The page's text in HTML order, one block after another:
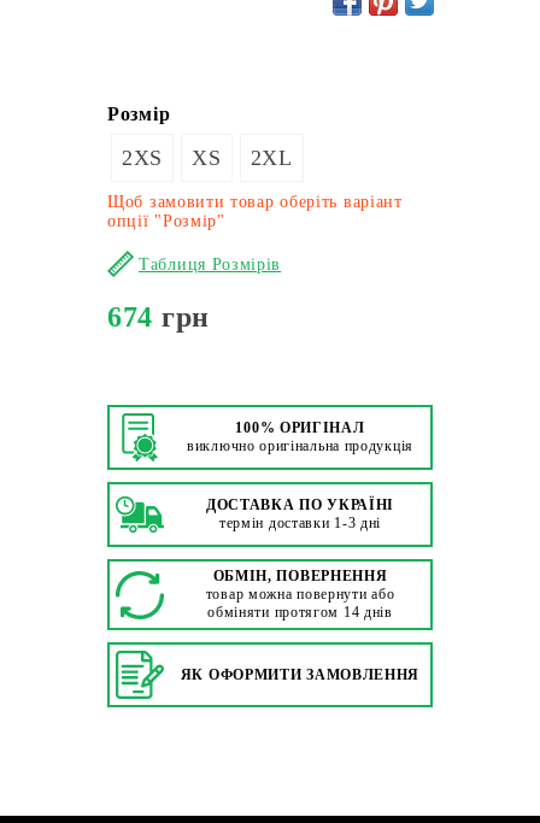
Розмір
2XS XS 2XL
Щоб замовити товар оберіть варіант
опції "Розмір"
Таблиця Розмірів
674 грн
100% ОРИГІНАЛ
виключно оригінальна продукція
ДОСТАВКА ПО УКРАЇНІ
термін доставки 1-3 дні
ОБМІН, ПОВЕРНЕННЯ
товар можна повернути або
обміняти протягом 14 днів
ЯК ОФОРМИТИ ЗАМОВЛЕННЯ